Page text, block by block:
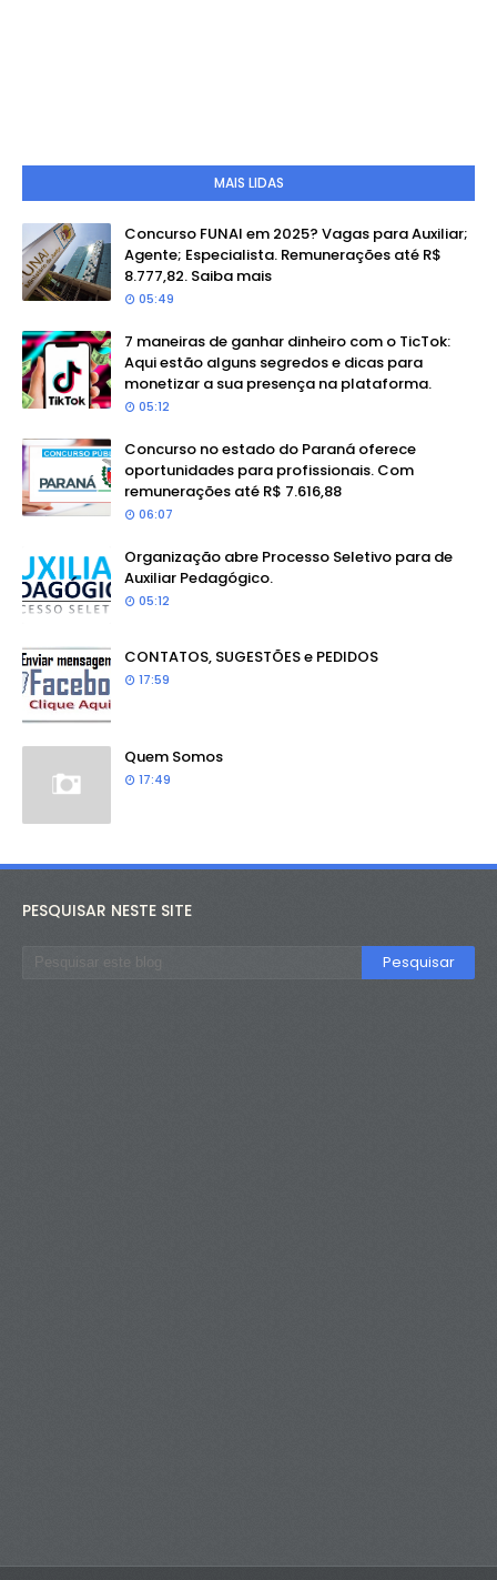
MAIS LIDAS
Concurso FUNAI em 2025? Vagas para Auxiliar;
Agente; Especialista. Remunerações até R$
8.777,82. Saiba mais
05:49
7 maneiras de ganhar dinheiro com o TicTok:
Aqui estão alguns segredos e dicas para
monetizar a sua presença na plataforma.
05:12
Concurso no estado do Paraná oferece
oportunidades para profissionais. Com
remunerações até R$ 7.616,88
06:07
Organização abre Processo Seletivo para de
Auxiliar Pedagógico.
05:12
CONTATOS, SUGESTÕES e PEDIDOS
17:59
Quem Somos
17:49
PESQUISAR NESTE SITE